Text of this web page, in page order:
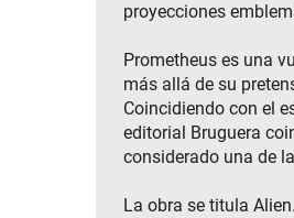
proyecciones
Prometheus es una
más allá de su
Coincidiendo con el
editorial Bruguera
considerado una de
La obra se titula